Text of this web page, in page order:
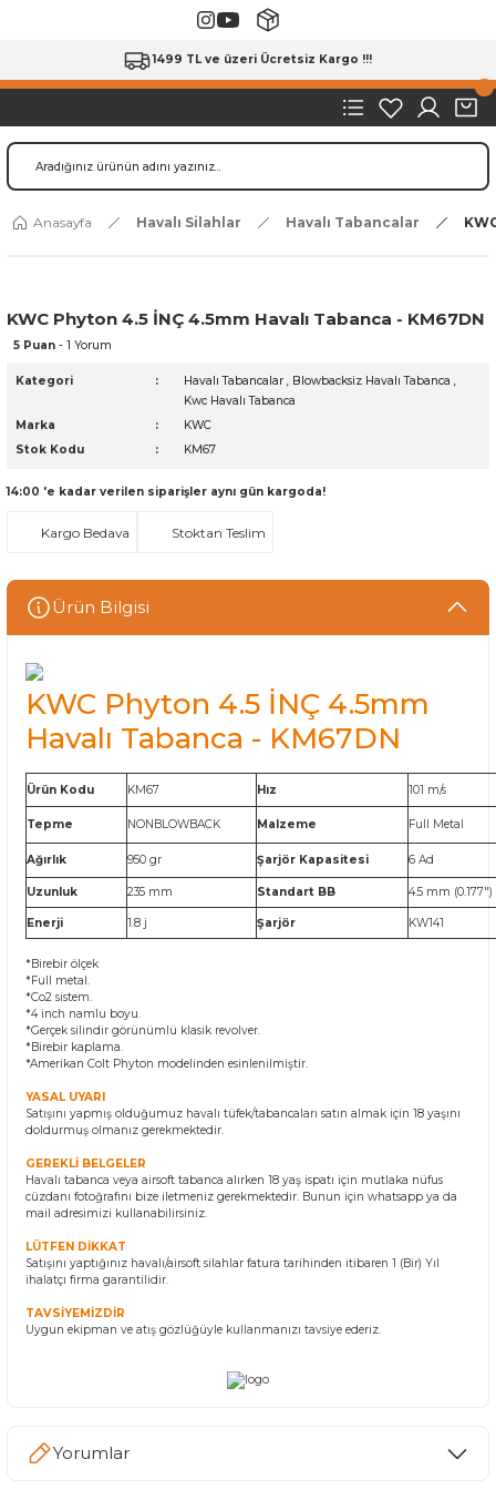
1499 TL ve üzeri Ücretsiz Kargo !!!
Anasayfa Havalı Silahlar Havalı Tabancalar
KWC Phyton 4.5 İNÇ 4.5mm Havalı Tabanca - KM67DN
5 Puan - 1 Yorum
Kategori Havalı Tabancalar , Blowbacksiz Havalı Tabanca ,
Kwc Havalı Tabanca
Marka
KWC
Stok Kodu
KM67
14:00 'e kadar verilen siparişler aynı gün kargoda!
Kargo Bedava Stoktan Teslim
Ürün Bilgisi
KWC Phyton 4.5 İNÇ 4.5mm
Havalı Tabanca - KM67DN
Ürün Kodu KM67 Hız 101 m/s
Tepme NONBLOWBACK Malzeme Full Metal
Ağırlık 950 gr Şarjör Kapasitesi 6 Ad
Uzunluk 235 mm Standart BB 4.5 mm (0.177")
Enerji 1.8 j Şarjör KW141
*Birebir ölçek
*Full metal.
*Co2 sistem.
*4 inch namlu boyu.
*Gerçek silindir görünümlü klasik revolver.
*Birebir kaplama.
*Amerikan Colt Phyton modelinden esinlenilmiştir.
YASAL UYARI
Satışını yapmış olduğumuz havalı tüfek/tabancaları satın almak için 18 yaşını
doldurmuş olmanız gerekmektedir.
GEREKLİ BELGELER
Havalı tabanca veya airsoft tabanca alırken 18 yaş ispatı için mutlaka nüfus
cüzdanı fotoğrafını bize iletmeniz gerekmektedir. Bunun için whatsapp ya da
mail adresimizi kullanabilirsiniz.
LÜTFEN DİKKAT
Satışını yaptığınız havalı/airsoft silahlar fatura tarihinden itibaren 1 (Bir) Yıl
ihalatçı firma garantilidir.
TAVSİYEMİZDİR
Uygun ekipman ve atış gözlüğüyle kullanmanızı tavsiye ederiz.
Yorumlar